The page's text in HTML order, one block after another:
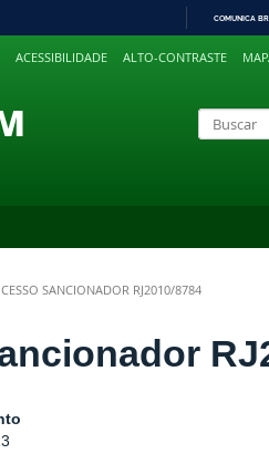
PARA
COMUNICA BR
ACESSIBILIDADE ALTO-CONTRASTE
SANCIONADOR RJ2010/8784